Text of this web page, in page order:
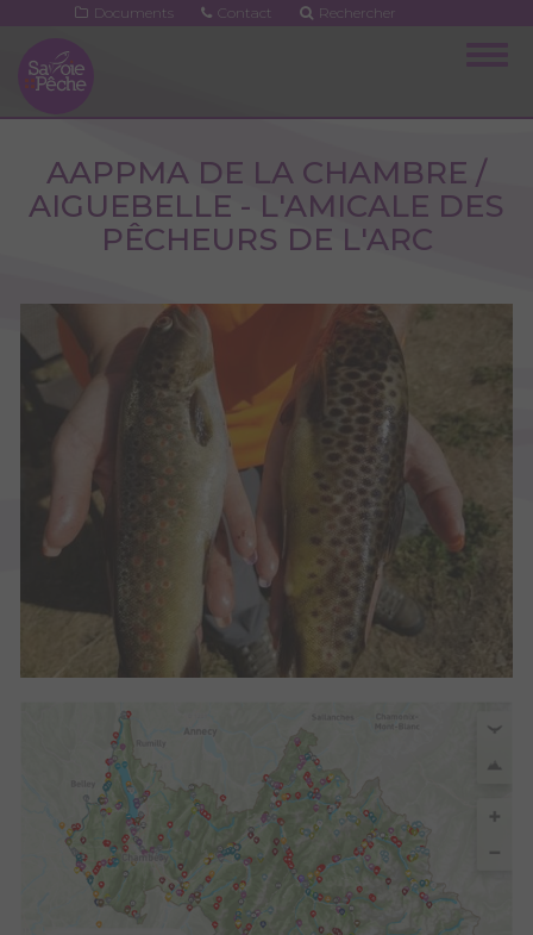
contenu
principal
Documents Contact Rechercher
AAPPMA DE LA CHAMBRE /
AIGUEBELLE - L'AMICALE DES
PÊCHEURS DE L'ARC